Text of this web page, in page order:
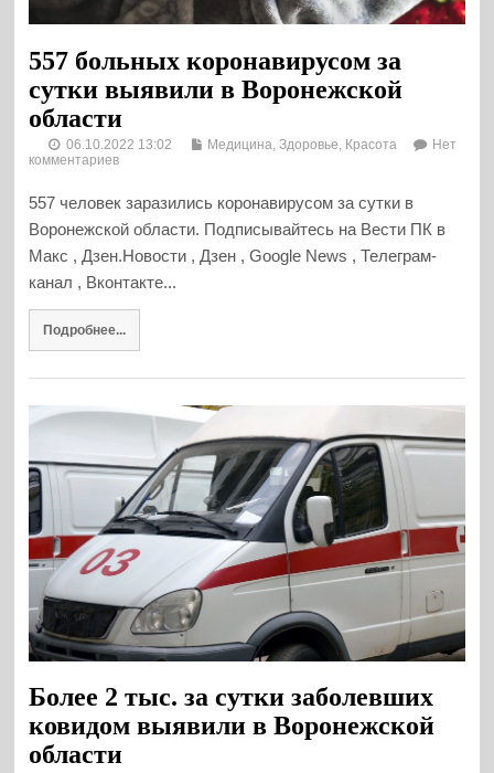
557 больных коронавирусом за
сутки выявили в Воронежской
области
06.10.2022 13:02 Медицина, Здоровье, Красота
Нет
комментариев
557 человек заразились коронавирусом за сутки в
Воронежской области. Подписывайтесь на Вести ПК в
Макс , Дзен.Новости , Дзен , Google News , Телеграм-
канал , Вконтакте...
Подробнее...
Более 2 тыс. за сутки заболевших
ковидом выявили в Воронежской
области